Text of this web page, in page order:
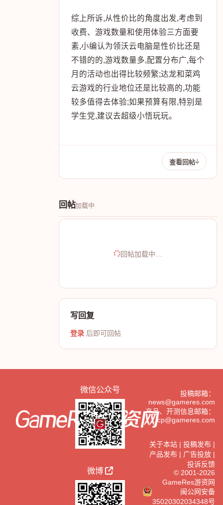
综上所诉,从性价比的角度出发,考虑到
收费、游戏数量和使用体验三方面要
素,小编认为领沃云电脑是性价比还是
不错的的,游戏数量多,配置分布广,每个
月的活动也出得比较频繁;达龙和菜鸡
云游戏的行业地位还是比较高的,功能
较多值得去体验;如果预算有限,特别是
学生党,建议去超级小悟玩玩。
查看回帖
回帖加载中
回帖加载中…
写回复
登录 后即可回帖
微信公众号
微博
投稿邮箱：
news@gameres.com
产品、开测信息邮箱：
cp@gameres.com
关于本站| 投稿发布|
产品发布| 广告投放|
投诉反馈
© 2001-2026
GameRes游资网
闽公网安备
35020302034348号